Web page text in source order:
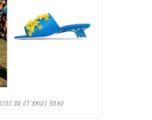
קאמפ בקואצ'לה עם